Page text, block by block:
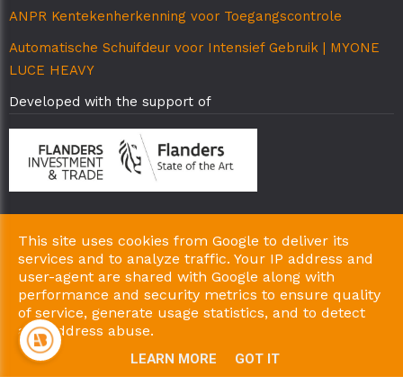
ANPR Kentekenherkenning voor Toegangscontrole
Automatische Schuifdeur voor Intensief Gebruik | MYONE
LUCE HEAVY
Developed with the support of
Copyright © 2026 AB-Matic Particulieren. All Rights Reserved.
|
Privacy & Cookies UP-TO-DATE WebDesign
This site uses cookies from Google to deliver its
services and to analyze traffic. Your IP address and
user-agent are shared with Google along with
performance and security metrics to ensure quality
of service, generate usage statistics, and to detect
and address abuse.
LEARN MORE GOT IT